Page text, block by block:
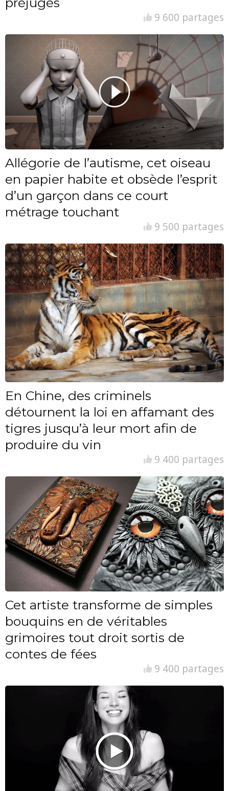
9 600 partages
Allégorie de l’autisme, cet oiseau
en papier habite et obsède l’esprit
d’un garçon dans ce court
métrage touchant
9 500 partages
En Chine, des criminels
détournent la loi en affamant des
tigres jusqu’à leur mort afin de
produire du vin
9 400 partages
Cet artiste transforme de simples
bouquins en de véritables
grimoires tout droit sortis de
contes de fées
9 400 partages